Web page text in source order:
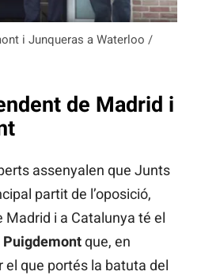
i Junqueras a Waterloo /
de Madrid i
assenyalen que Junts
partit de l’oposició,
i a Catalunya té el
Puigdemontque, en
el que portés la batuta del